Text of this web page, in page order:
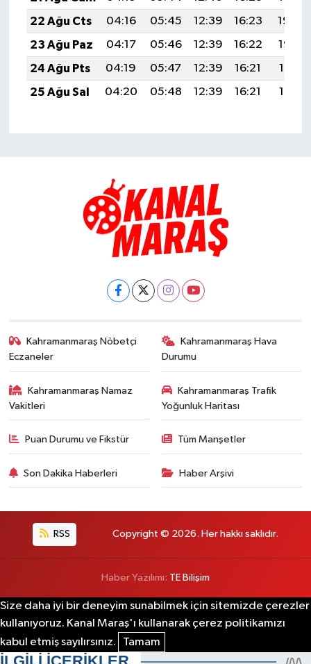
22 Ağu Cts
04:16 05:45 12:39 16:23
19:24
23 Ağu Paz
04:17 05:46 12:39 16:22
19:22
24 Ağu Pts
04:19 05:47 12:39 16:21
19:21
25 Ağu Sal
04:20 05:48 12:39 16:21 19:19
Kahramanmaraş Nöbetçi
Eczaneler
Kahramanmaraş Hava
Durumu
Kahramanmaraş Namaz
Vakitleri
Kahramanmaraş Trafik
Yoğunluk Haritası
Puan Durumu ve Fikstür Tüm Manşetler
Son Dakika Haberleri Haber Arşivi
RSS Copyright © 2026. Her hakkı saklıdır.
Haber Yazılımı: TE Bilişim
Size daha iyi bir deneyim sunabilmek için sitemizde çerezler
kullanıyoruz. Kanal Maraş'ı kullanarak çerez politikamızı
kabul etmiş sayılırsınız.
Tamam